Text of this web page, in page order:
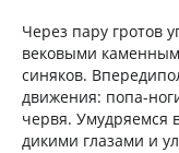
Через пару гротов
вековыми
синяков.
движения: попа-
червя. Умудряемся
дикими глазами и